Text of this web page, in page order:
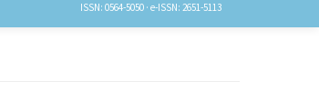
ISSN: 0564-5050 · e-ISSN: 2651-5113